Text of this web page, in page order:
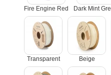
Fire Engine Red Dark Mint
Transparent Beige